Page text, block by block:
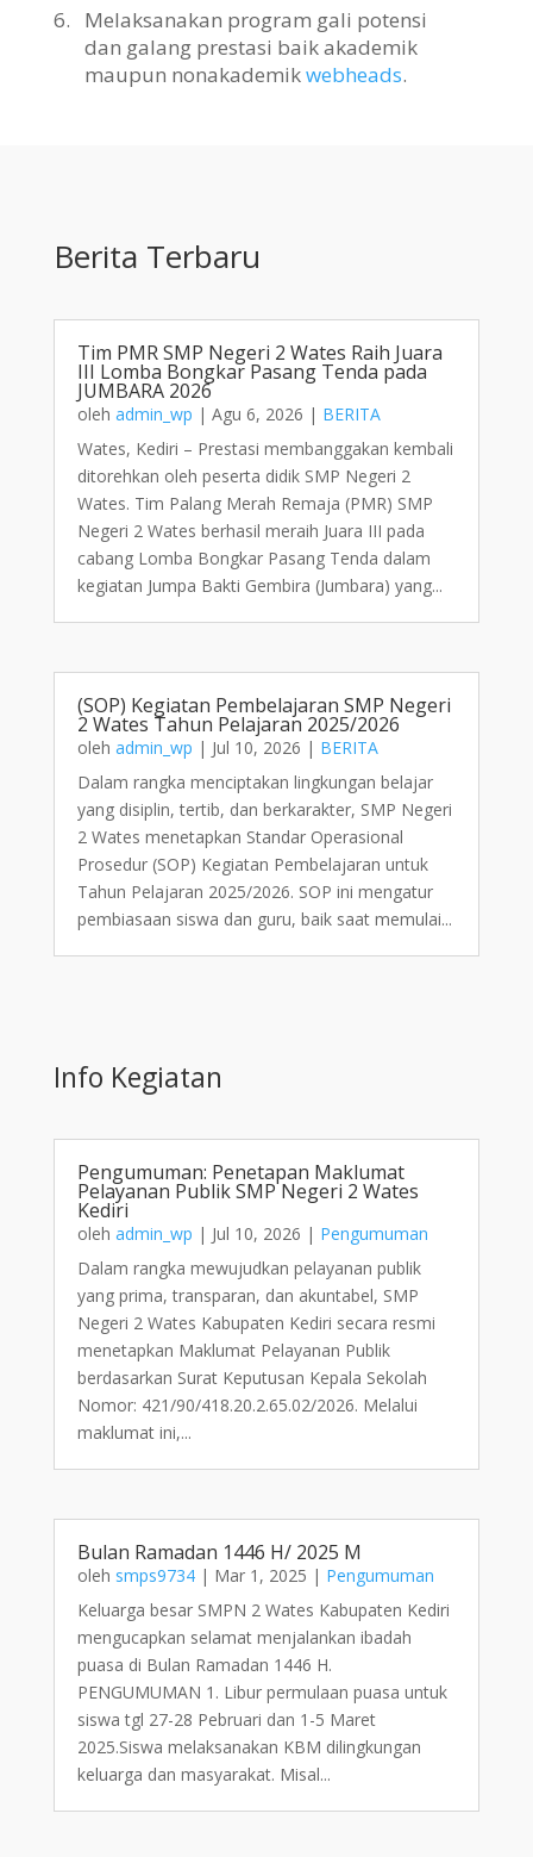
6.
Melaksanakan program gali potensi
dan galang prestasi baik akademik
maupun nonakademikwebheads.
Berita Terbaru
Tim PMR SMP Negeri 2 Wates Raih Juara
III Lomba Bongkar Pasang Tenda pada
JUMBARA 2026
oleh admin_wp | Agu 6, 2026 | BERITA
Wates, Kediri – Prestasi membanggakan kembali
ditorehkan oleh peserta didik SMP Negeri 2
Wates. Tim Palang Merah Remaja (PMR) SMP
Negeri 2 Wates berhasil meraih Juara III pada
cabang Lomba Bongkar Pasang Tenda dalam
kegiatan Jumpa Bakti Gembira (Jumbara) yang...
(SOP) Kegiatan Pembelajaran SMP Negeri
2 Wates Tahun Pelajaran 2025/2026
oleh admin_wp | Jul 10, 2026 | BERITA
Dalam rangka menciptakan lingkungan belajar
yang disiplin, tertib, dan berkarakter, SMP Negeri
2 Wates menetapkan Standar Operasional
Prosedur (SOP) Kegiatan Pembelajaran untuk
Tahun Pelajaran 2025/2026. SOP ini mengatur
pembiasaan siswa dan guru, baik saat memulai...
Info Kegiatan
Pengumuman: Penetapan Maklumat
Pelayanan Publik SMP Negeri 2 Wates
Kediri
oleh admin_wp | Jul 10, 2026 | Pengumuman
Dalam rangka mewujudkan pelayanan publik
yang prima, transparan, dan akuntabel, SMP
Negeri 2 Wates Kabupaten Kediri secara resmi
menetapkan Maklumat Pelayanan Publik
berdasarkan Surat Keputusan Kepala Sekolah
Nomor: 421/90/418.20.2.65.02/2026. Melalui
maklumat ini,...
Bulan Ramadan 1446 H/ 2025 M
oleh smps9734| Mar 1, 2025 | Pengumuman
Keluarga besar SMPN 2 Wates Kabupaten Kediri
mengucapkan selamat menjalankan ibadah
puasa di Bulan Ramadan 1446 H.
PENGUMUMAN 1. Libur permulaan puasa untuk
siswa tgl 27-28 Pebruari dan 1-5 Maret
2025.Siswa melaksanakan KBM dilingkungan
keluarga dan masyarakat. Misal...